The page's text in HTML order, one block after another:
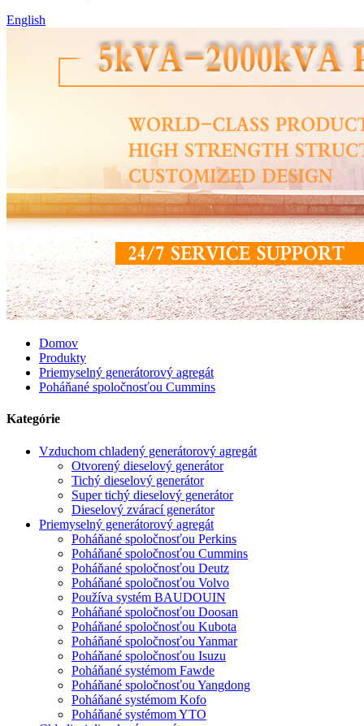
English
Domov
Produkty
Priemyselný generátorový agregát
Poháňané spoločnosťou Cummins
Kategórie
Vzduchom chladený generátorový agregát
Otvorený dieselový generátor
Tichý dieselový generátor
Super tichý dieselový generátor
Dieselový zvárací generátor
Priemyselný generátorový agregát
Poháňané spoločnosťou Perkins
Poháňané spoločnosťou Cummins
Poháňané spoločnosťou Deutz
Poháňané spoločnosťou Volvo
Používa systém BAUDOUIN
Poháňané spoločnosťou Doosan
Poháňané spoločnosťou Kubota
Poháňané spoločnosťou Yanmar
Poháňané spoločnosťou Isuzu
Poháňané systémom Fawde
Poháňané spoločnosťou Yangdong
Poháňané systémom Kofo
Poháňané systémom YTO